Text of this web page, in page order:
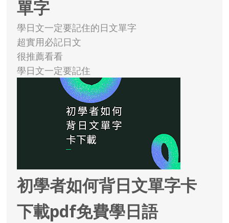
單字
學日文一定要記住的日文單字
超實用必記日文
很推薦看看
學日文一定要記住
初學者如何背日文單字卡
下載pdf免費學日語